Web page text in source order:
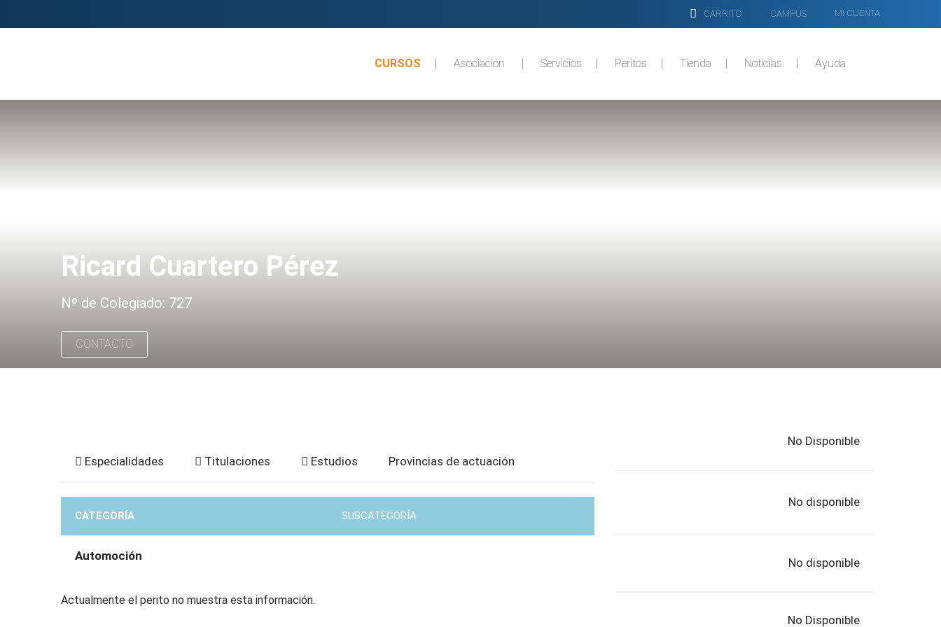
CARRITO CAMPUS MI CUENTA
CURSOS Asociación Servicios Peritos Tienda Noticias Ayuda
Ricard Cuartero Pérez
Nº de Colegiado: 727
CONTACTO
Especialidades Titulaciones Estudios Provincias de actuación
CATEGORÍA SUBCATEGORÍA
Automoción
Actualmente el perito no muestra esta información.
No Disponible
No disponible
No disponible
No Disponible